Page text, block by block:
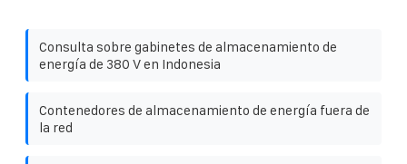
Consulta sobre gabinetes de almacenamiento de
energía de 380 V en Indonesia
Contenedores de almacenamiento de energía fuera de
la red